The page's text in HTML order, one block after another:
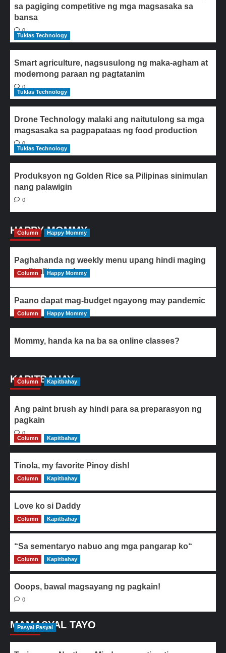
sa pagiging competitive ng mga magsasaka sa
bansa
0
Tuklas Technology
Smart agriculture, nagsusulong ng maka-agham at
modernong paraan ng pagtatanim
0
Tuklas Technology
Drone Technology malaki ang naitutulong sa mga
magsasaka sa pagpapataas ng food production
0
Tuklas Technology
Produksyon ng Golden Rice sa Pilipinas sinimulan
nang palawigin
0
HAPPY MOMMY
Column Happy Mommy
Paghahanda ng weekly menu upang hindi maging
paulit-ulit ang ulam
Column Happy Mommy
Paano dapat mag-budget ngayong may pandemic
Column Happy Mommy
Mommy, handa ka na ba sa online classes?
KAPITBAHAY
Column Kapitbahay
Ang paint brush ay hindi para sa preparasyon ng
pagkain
0
Column
Kapitbahay
Tinola, my favorite Pinoy dish!
0
Column Kapitbahay
Love ko si Daddy
0
Column Kapitbahay
“Sa sementaryo nabuo ang mga pangarap ko“
0
Column Kapitbahay
Ooops, bawal magsayang ng pagkain!
0
MAMASYAL TAYO
Pasyal Pasyal